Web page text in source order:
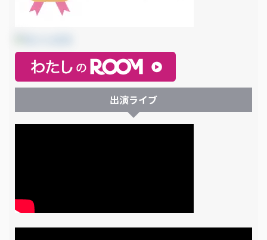
出演ライブ